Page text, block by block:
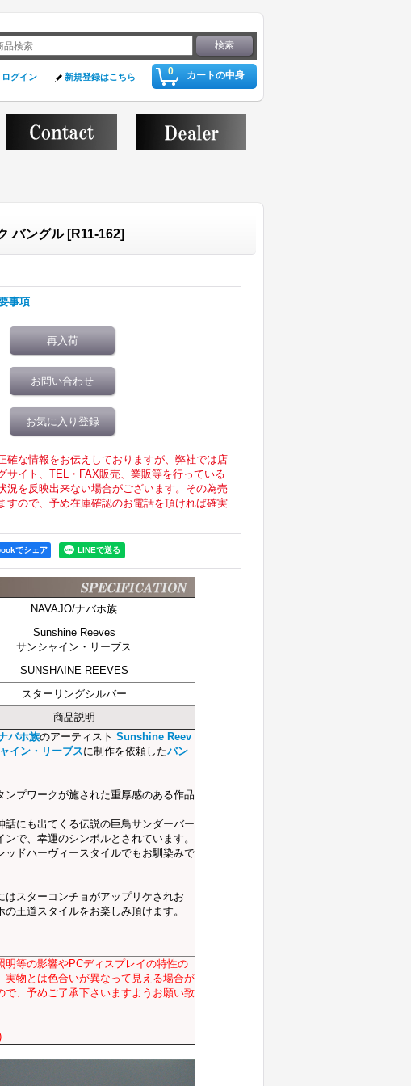
0 カートの中身
ログイン 新規登録はこちら
バングル [R11-162]
事項
再入荷
お問い合わせ
お気に入り登録
確な情報をお伝えしておりますが、弊社では店
サイト、TEL・FAX販売、業販等を行っている
況を反映出来ない場合がございます。その為売
すので、予め在庫確認のお電話を頂ければ確実
でシェア
NAVAJO/ナバホ族
Sunshine Reeves
サンシャイン・リーブス
SUNSHAINE REEVES
スターリングシルバー
商品説明
バホ族のアーティスト Sunshine Reev
イン・リーブスに制作を依頼したバン
ンプワークが施された重厚感のある作品
話にも出てくる伝説の巨鳥サンダーバー
ンで、幸運のシンボルとされています。
ッドハーヴィースタイルでもお馴染みで
はスターコンチョがアップリケされお
の王道スタイルをお楽しみ頂けます。
明等の影響やPCディスプレイの特性の
実物とは色合いが異なって見える場合が
で、予めご了承下さいますようお願い致